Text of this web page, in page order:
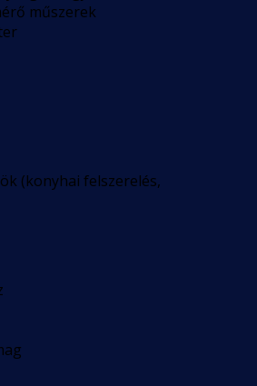
műszerek
(konyhai felszerelés,